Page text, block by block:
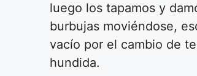
luego los tapamos y
burbujas moviéndose,
vacío por el cambio de
hundida.